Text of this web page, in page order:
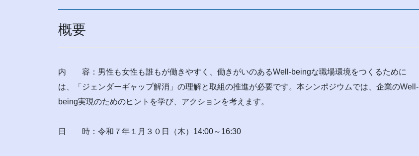
概要
内 容：男性も女性も誰もが働きやすく、働きがいのあるWell-beingな職場環境をつくるために
は、「ジェンダーギャップ解消」の理解と取組の推進が必要です。本シンポジウムでは、企業のWell-
being実現のためのヒントを学び、アクションを考えます。
日 時：令和７年１月３０日（木）14:00～16:30